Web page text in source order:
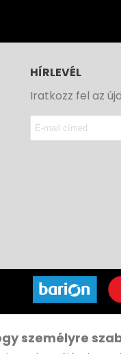
HÍRLEVÉL
Iratkozz fel az
személyre